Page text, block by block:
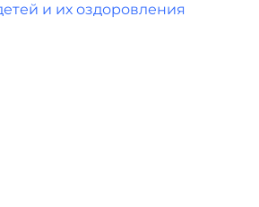
и их оздоровления